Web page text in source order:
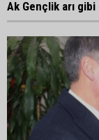
Ak Gençlik arı gibi